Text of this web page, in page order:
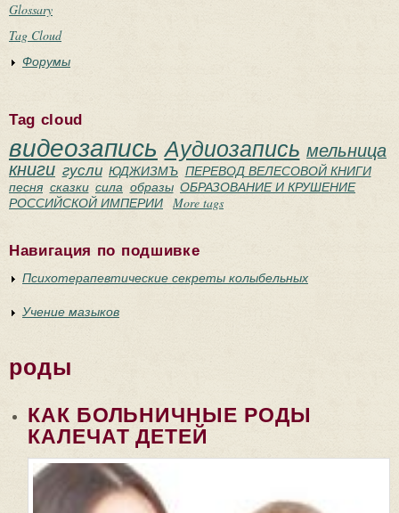
Glossary
Tag Cloud
Форумы
Tag cloud
видеозапись Аудиозапись мельница
книги гусли ЮДЖИЗМЪ ПЕРЕВОД ВЕЛЕСОВОЙ КНИГИ
песня сказки сила образы ОБРАЗОВАНИЕ И КРУШЕНИЕ
РОССИЙСКОЙ ИМПЕРИИ More tags
Навигация по подшивке
Психотерапевтические секреты колыбельных
Учение мазыков
роды
КАК БОЛЬНИЧНЫЕ РОДЫ
КАЛЕЧАТ ДЕТЕЙ